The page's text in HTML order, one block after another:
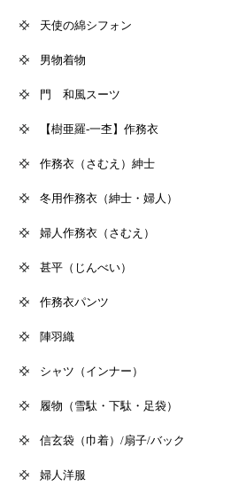
天使の綿シフォン
男物着物
門 和風スーツ
【樹亜羅-一杢】作務衣
作務衣（さむえ）紳士
冬用作務衣（紳士・婦人）
婦人作務衣（さむえ）
甚平（じんべい）
作務衣パンツ
陣羽織
シャツ（インナー）
履物（雪駄・下駄・足袋）
信玄袋（巾着）/扇子/バック
婦人洋服